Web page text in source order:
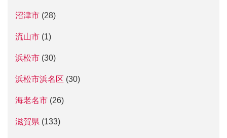
沼津市 (28)
流山市 (1)
浜松市 (30)
浜松市浜名区 (30)
海老名市 (26)
滋賀県 (133)